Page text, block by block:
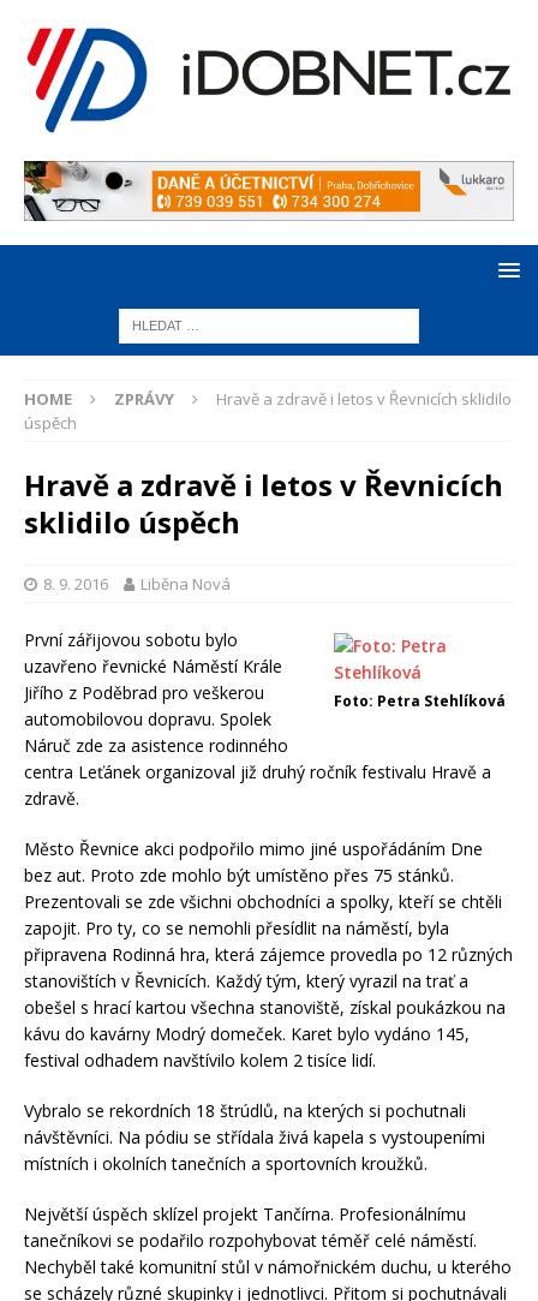
HOME ZPRÁVY
Hravě a zdravě i letos v Řevnicích sklidilo
úspěch
Hravě a zdravě i letos v Řevnicích
sklidilo úspěch
8. 9. 2016 Liběna Nová
Foto: Petra Stehlíková
První zářijovou sobotu bylo
uzavřeno řevnické Náměstí Krále
Jiřího z Poděbrad pro veškerou
automobilovou dopravu. Spolek
Náruč zde za asistence rodinného
centra Leťánek organizoval již druhý ročník festivalu Hravě a
zdravě.
Město Řevnice akci podpořilo mimo jiné uspořádáním Dne
bez aut. Proto zde mohlo být umístěno přes 75 stánků.
Prezentovali se zde všichni obchodníci a spolky, kteří se chtěli
zapojit. Pro ty, co se nemohli přesídlit na náměstí, byla
připravena Rodinná hra, která zájemce provedla po 12 různých
stanovištích v Řevnicích. Každý tým, který vyrazil na trať a
obešel s hrací kartou všechna stanoviště, získal poukázkou na
kávu do kavárny Modrý domeček. Karet bylo vydáno 145,
festival odhadem navštívilo kolem 2 tisíce lidí.
Vybralo se rekordních 18 štrúdlů, na kterých si pochutnali
návštěvníci. Na pódiu se střídala živá kapela s vystoupeními
místních i okolních tanečních a sportovních kroužků.
Největší úspěch sklízel projekt Tančírna. Profesionálnímu
tanečníkovi se podařilo rozpohybovat téměř celé náměstí.
Nechyběl také komunitní stůl v námořnickém duchu, u kterého
se scházely různé skupinky i jednotlivci. Přitom si pochutnávali